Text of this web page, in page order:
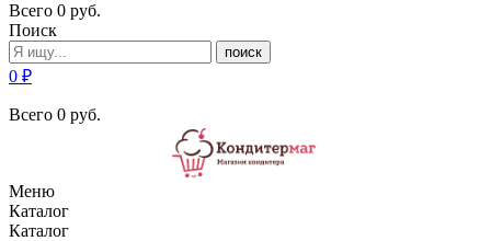
Всего 0 руб.
Поиск
поиск
0 ₽
Всего 0 руб.
Меню
Каталог
Каталог